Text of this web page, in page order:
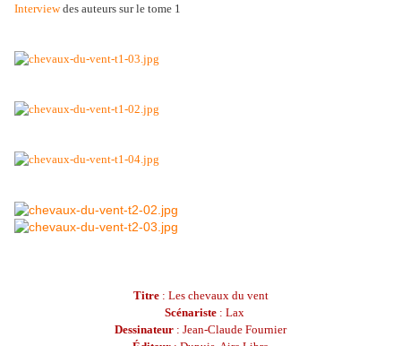
Interviewdes auteurs sur le tome 1
Titre: Les chevaux du vent
Scénariste: Lax
Dessinateur : Jean-Claude Fournier